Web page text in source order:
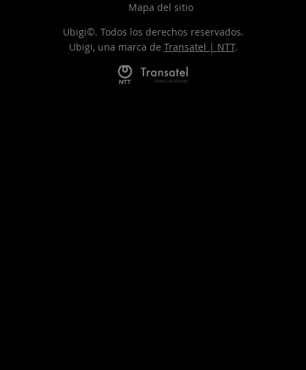
Mapa del sitio
Ubigi©. Todos los derechos reservados.
Ubigi, una marca de Transatel | NTT.